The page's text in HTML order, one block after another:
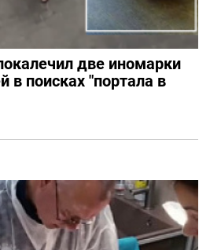
две иномарки
в поисках "портала в